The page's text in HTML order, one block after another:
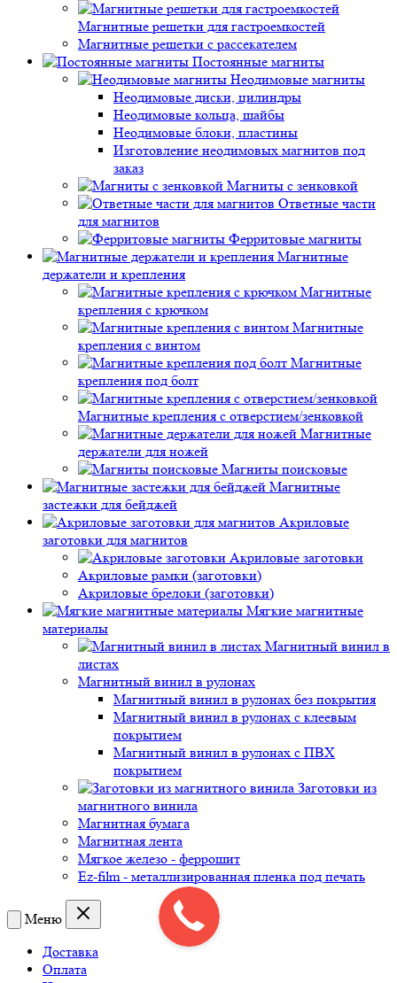
Магнитные решетки для гастроемкостей
Магнитные решетки с рассекателем
Постоянные магниты
Неодимовые магниты
Неодимовые диски, цилиндры
Неодимовые кольца, шайбы
Неодимовые блоки, пластины
Изготовление неодимовых магнитов под
заказ
Магниты с зенковкой
Ответные части
для магнитов
Ферритовые магниты
Магнитные
держатели и крепления
Магнитные
крепления с крючком
Магнитные
крепления с винтом
Магнитные
крепления под болт
Магнитные крепления с отверстием/зенковкой
Магнитные
держатели для ножей
Магниты поисковые
Магнитные
застежки для бейджей
Акриловые
заготовки для магнитов
Акриловые заготовки
Акриловые рамки (заготовки)
Акриловые брелоки (заготовки)
Мягкие магнитные
материалы
Магнитный винил в
листах
Магнитный винил в рулонах
Магнитный винил в рулонах без покрытия
Магнитный винил в рулонах с клеевым
покрытием
Магнитный винил в рулонах с ПВХ
покрытием
Заготовки из
магнитного винила
Магнитная бумага
Магнитная лента
Мягкое железо - феррошит
Ez-film - металлизированная пленка под печать
Меню
Доставка
Оплата